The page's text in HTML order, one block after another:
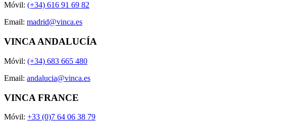
Móvil: (+34) 616 91 69 82
Email: madrid@vinca.es
VINCA ANDALUCÍA
Móvil: (+34) 683 665 480
Email: andalucia@vinca.es
VINCA FRANCE
Móvil: +33 (0)7 64 06 38 79